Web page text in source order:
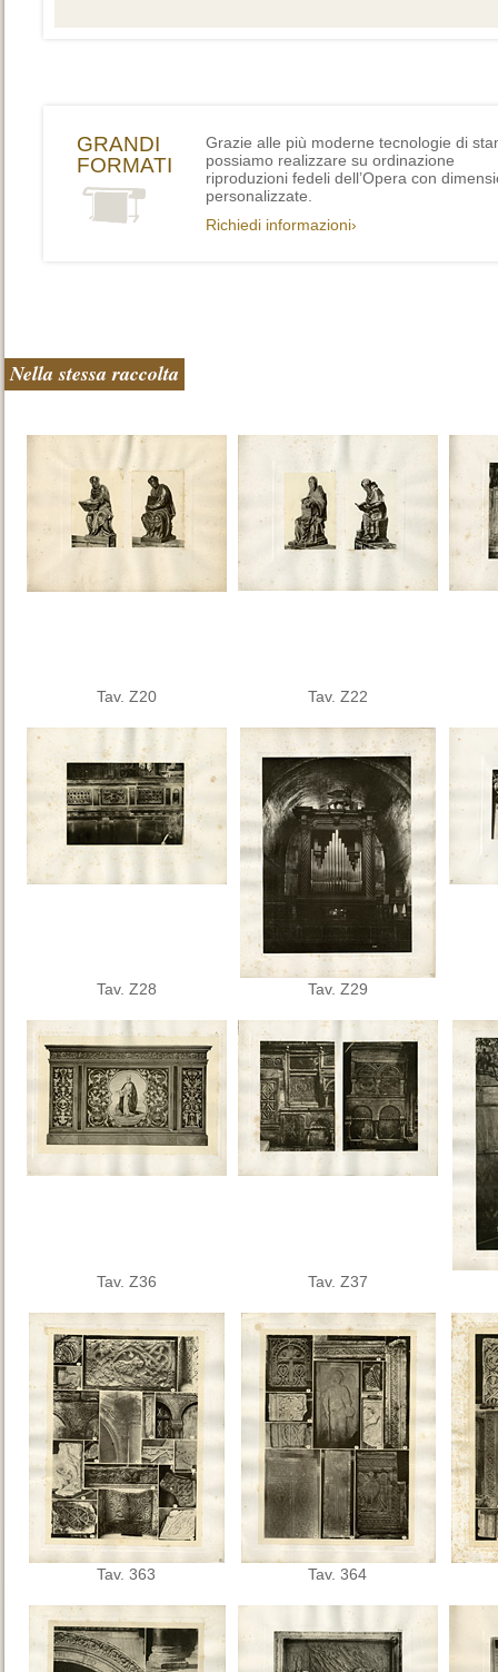
GRANDI
FORMATI
Grazie alle più moderne tecnologie di
possiamo realizzare su ordinazione
riproduzioni fedeli dell’Opera con
personalizzate.
Richiedi informazioni›
Nella stessa raccolta
Tav. Z20 Tav. Z22
Tav. Z28 Tav. Z29
Tav. Z36 Tav. Z37
Tav. 363 Tav. 364